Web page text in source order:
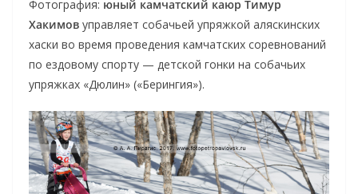
Фотография: юный камчатский каюр Тимур
Хакимов управляет собачьей упряжкой аляскинских
хаски во время проведения камчатских соревнований
по ездовому спорту — детской гонки на собачьих
упряжках «Дюлин» («Берингия»).